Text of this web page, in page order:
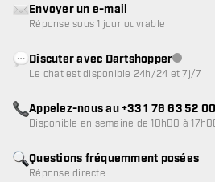
Questions fréquemment posées
Réponse directe
Envoyer un e-mail
Réponse sous 1 jour ouvrable
Discuter avec DartshopperService
Le chat est disponible 24h/24 et 7j/7
Appelez-nous au +33 1 76 63 52
Disponible en semaine de 10h00 à